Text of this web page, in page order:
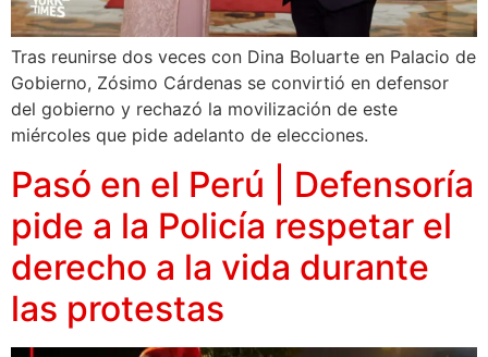
Tras reunirse dos veces con Dina Boluarte en Palacio de
Gobierno, Zósimo Cárdenas se convirtió en defensor
del gobierno y rechazó la movilización de este
miércoles que pide adelanto de elecciones.
Pasó en el Perú | Defensoría
pide a la Policía respetar el
derecho a la vida durante
las protestas